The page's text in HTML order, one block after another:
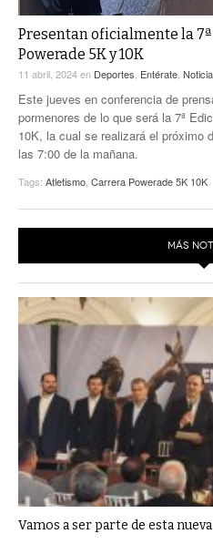
A MEDIA MAÑANA
ENTRE LAGUNEROS
LA MEJOR 97.1 ESTÉREO
ACTUALIDADES GREM
LA MEJOR INFORMACIÓN
Presentan oficialmente la
Powerade 5K y 10K
11 abril, 2024en Deportes Entérate
Este jueves en conferencia de
pormenores de lo que será la 7ª
10K, la cual se realizará el próximo
las 7:00 de la mañana.
Tags: Atletismo Carrera Powerade 5K 10K
MÁS
Vamos a ser parte de esta